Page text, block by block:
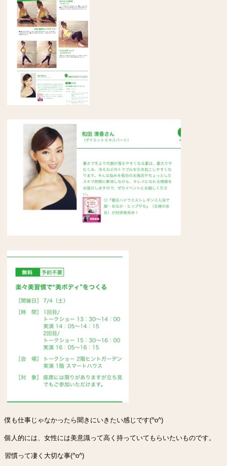
僕も仕事じゃなかったら聞きにいきたい感じです(^o^)
個人的には、女性には美意識って高く持っていてもらいたいものです。
習慣って凄く大切な事(^o^)